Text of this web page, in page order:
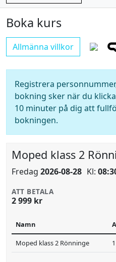
Boka kurs
Allmänna villkor
Registrera
bokning sker när du
10 minuter på dig att
bokningen.
Moped klass 2
Fredag 2026-08-28 Kl:
ATT BETALA
2 999 kr
Namn
Moped klass 2 Rönninge 1